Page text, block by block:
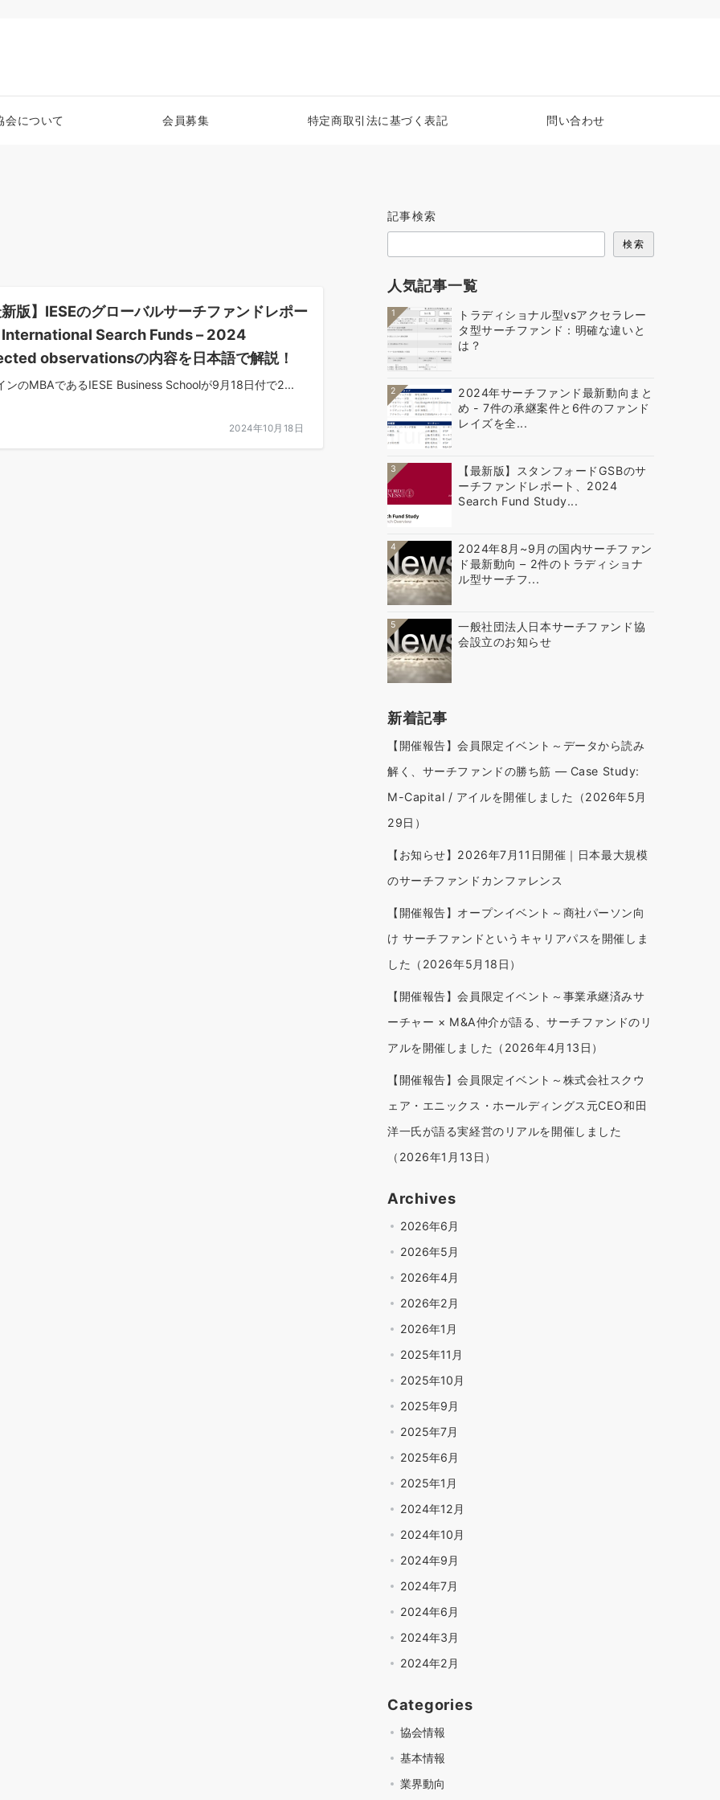
会について 会員募集 特定商取引法に基づく表記 問い合わせ
版】IESEのグローバルサーチファンドレポー
International Search Funds – 2024
observationsの内容を日本語で解説！
ンのMBAであるIESE Business Schoolが9月18日付で2...
2024年10月18日
記事検索
検索
人気記事一覧
1
トラディショナル型vsアクセラレー
タ型サーチファンド：明確な違いと
は？
2
2024年サーチファンド最新動向まと
め - 7件の承継案件と6件のファンド
レイズを全...
3
【最新版】スタンフォードGSBのサ
ーチファンドレポート、2024
Search Fund Study...
4
2024年8月~9月の国内サーチファン
ド最新動向 – 2件のトラディショナ
ル型サーチフ...
5
一般社団法人日本サーチファンド協
会設立のお知らせ
新着記事
【開催報告】会員限定イベント～データから読み
解く、サーチファンドの勝ち筋 — Case Study:
M-Capital / アイルを開催しました（2026年5月
29日）
【お知らせ】2026年7月11日開催｜日本最大規模
のサーチファンドカンファレンス
【開催報告】オープンイベント～商社パーソン向
け サーチファンドというキャリアパスを開催しま
した（2026年5月18日）
【開催報告】会員限定イベント～事業承継済みサ
ーチャー × M&A仲介が語る、サーチファンドのリ
アルを開催しました（2026年4月13日）
【開催報告】会員限定イベント～株式会社スクウ
ェア・エニックス・ホールディングス元CEO和田
洋一氏が語る実経営のリアルを開催しました
（2026年1月13日）
Archives
2026年6月
2026年5月
2026年4月
2026年2月
2026年1月
2025年11月
2025年10月
2025年9月
2025年7月
2025年6月
2025年1月
2024年12月
2024年10月
2024年9月
2024年7月
2024年6月
2024年3月
2024年2月
Categories
協会情報
基本情報
業界動向